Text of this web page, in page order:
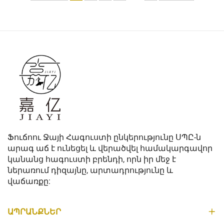
տալ, ուստի շատ
կանայք...
Ֆուճոու Ջայի Հագուստի ընկերությունը ՍՊԸ-ն
արագ աճ է ունեցել և վերածվել համակարգավոր
կանանց հագուստի բրենդի, որն իր մեջ է
ներառում դիզայնը, արտադրությունը և
վաճառքը:
ԱՊՐԱՆՔՆԵՐ